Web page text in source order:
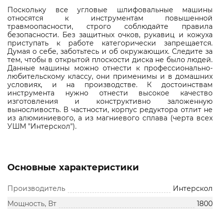
Поскольку все угловые шлифовальные машины
относятся к инструментам повышенной
травмоопасности, строго соблюдайте правила
безопасности. Без защитных очков, рукавиц и кожуха
приступать к работе категорически запрещается.
Думая о себе, заботьтесь и об окружающих. Следите за
тем, чтобы в открытой плоскости диска не было людей.
Данные машины можно отнести к профессионально-
любительскому классу, они применимы и в домашних
условиях, и на производстве. К достоинствам
инструмента нужно отнести высокое качество
изготовления и конструктивно заложенную
выносливость. В частности, корпус редуктора отлит не
из алюминиевого, а из магниевого сплава (черта всех
УШМ "Интерскол").
Основные характеристики
Производитель
Интерскол
Мощность, Вт
1800